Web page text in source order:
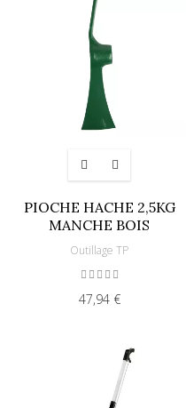
PIOCHE HACHE 2,5KG
MANCHE BOIS
Outillage TP
47,94 €